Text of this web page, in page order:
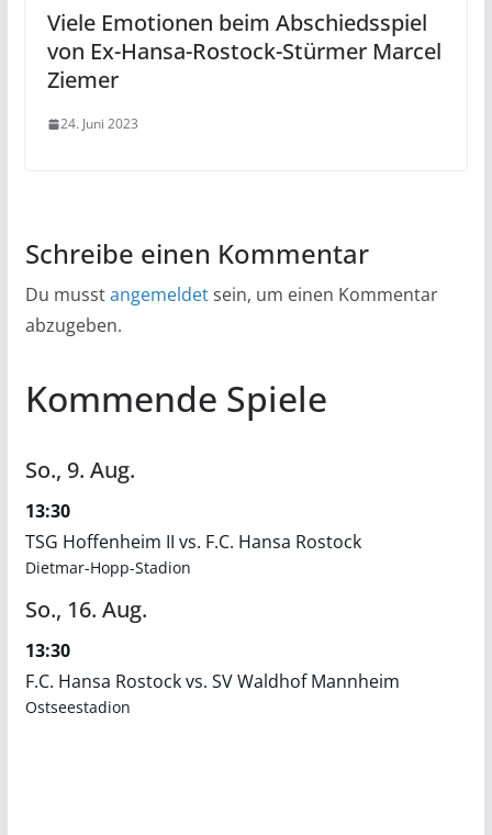
Viele Emotionen beim Abschiedsspiel
von Ex-Hansa-Rostock-Stürmer Marcel
Ziemer
24. Juni 2023
Schreibe einen Kommentar
Du musstangemeldetsein, um einen Kommentar
abzugeben.
Kommende Spiele
So., 9. Aug.
13:30
TSG Hoffenheim II vs. F.C. Hansa Rostock
Dietmar-Hopp-Stadion
So., 16. Aug.
13:30
F.C. Hansa Rostock vs. SV Waldhof Mannheim
Ostseestadion